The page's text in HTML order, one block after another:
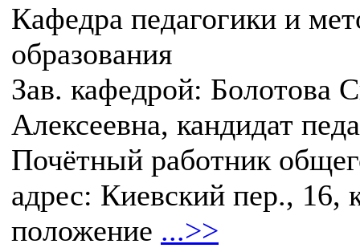
Кафедра педагогики и
образования
Зав. кафедрой: Болотова
Алексеевна, кандидат
Почётный работник
адрес: Киевский пер., 16,
положение ...>>